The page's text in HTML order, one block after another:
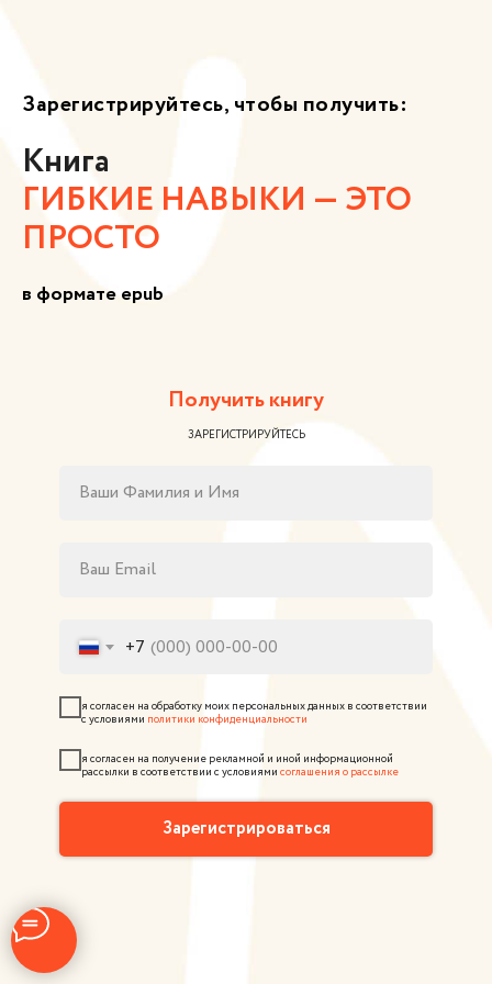
Зарегистрируйтесь, чтобы получить:
Книга
ГИБКИЕ НАВЫКИ — ЭТО
ПРОСТО
в формате epub
Получить книгу
ЗАРЕГИСТРИРУЙТЕСЬ
Ваши Фамилия и Имя
Ваш Email
+7
я согласен на обработку моих персональных данных в соответствии
с условиями политики конфиденциальности
я согласен на получение рекламной и иной информационной
рассылки в соответствии с условиями соглашения о рассылке
Зарегистрироваться